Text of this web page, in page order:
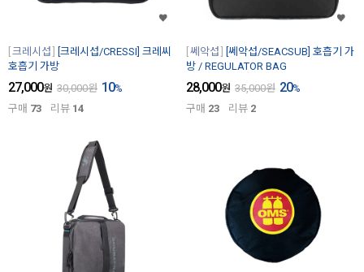
크레시섭
[크레시섭/CRESSI] 크레씨
호흡기 가방
27,000원 30,000원 10%
구매 73 리뷰 14
쎄악섭
[쎄악섭/SEACSUB] 호흡기 가
방 / REGULATOR BAG
28,000원 35,000원 20%
구매 23 리뷰 2